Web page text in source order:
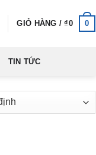
GIỎ HÀNG /₫0 0
TIN TỨC